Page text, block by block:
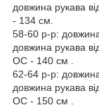
довжина рукава
- 134 см.
58-60 р-р:
довжина рукава
OC - 140 см .
62-64 р-р:
довжина рукава
OC - 150 см .